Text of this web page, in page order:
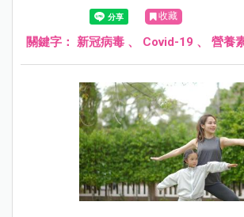
收藏
關鍵字： 新冠病毒 、 Covid-19 、 營養